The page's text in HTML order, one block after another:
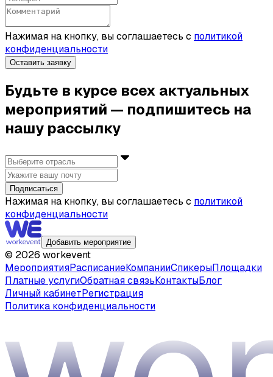
Нажимая на кнопку, вы соглашаетесь с политикой
конфиденциальности
Оставить заявку
Будьте в курсе всех актуальных
мероприятий — подпишитесь на
нашу рассылку
Подписаться
Нажимая на кнопку, вы соглашаетесь с политикой
конфиденциальности
Добавить мероприятие
© 2026 workevent
МероприятияРасписаниеКомпанииСпикерыПлощадки
Платные услугиОбратная связьКонтактыБлог
Личный кабинетРегистрация
Политика конфиденциальности